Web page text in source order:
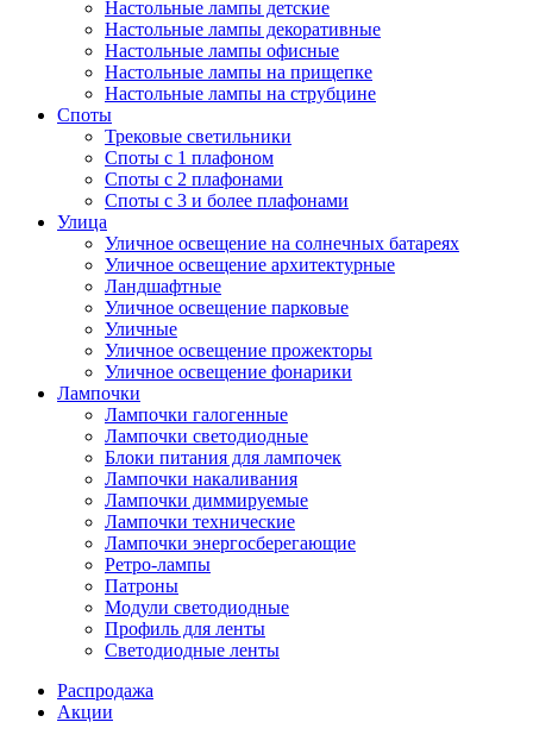
Настольные лампы детские
Настольные лампы декоративные
Настольные лампы офисные
Настольные лампы на прищепке
Настольные лампы на струбцине
Споты
Трековые светильники
Споты с 1 плафоном
Споты с 2 плафонами
Споты с 3 и более плафонами
Улица
Уличное освещение на солнечных батареях
Уличное освещение архитектурные
Ландшафтные
Уличное освещение парковые
Уличные
Уличное освещение прожекторы
Уличное освещение фонарики
Лампочки
Лампочки галогенные
Лампочки светодиодные
Блоки питания для лампочек
Лампочки накаливания
Лампочки диммируемые
Лампочки технические
Лампочки энергосберегающие
Ретро-лампы
Патроны
Модули светодиодные
Профиль для ленты
Светодиодные ленты
Распродажа
Акции